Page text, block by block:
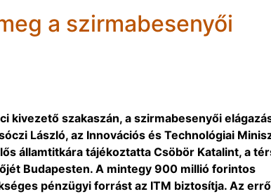
a szirmabesenyői
kivezető szakaszán, a szirmabesenyői
László, az Innovációs és Technológiai
államtitkára tájékoztatta Csöbör Katalint, a
Budapesten. A mintegy 900 millió forintos
pénzügyi forrást az ITM biztosítja. Az